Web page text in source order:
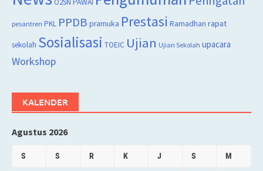
O2SN PAWAI
pesantren PKL PPDB pramuka Prestasi Ramadhan rapat
sekolah Sosialisasi TOEIC Ujian Ujian Sekolah upacara
Workshop
KALENDER
Agustus 2026
S S R K J S M